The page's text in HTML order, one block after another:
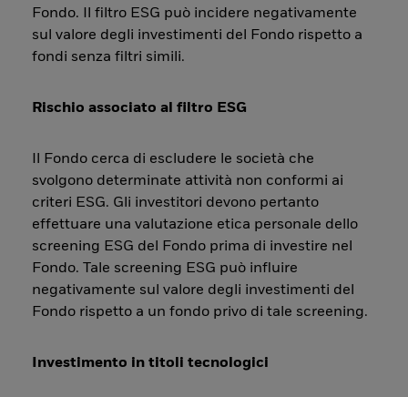
Fondo. Il filtro ESG può incidere negativamente
sul valore degli investimenti del Fondo rispetto a
fondi senza filtri simili.
Rischio associato al filtro ESG
Il Fondo cerca di escludere le società che
svolgono determinate attività non conformi ai
criteri ESG. Gli investitori devono pertanto
effettuare una valutazione etica personale dello
screening ESG del Fondo prima di investire nel
Fondo. Tale screening ESG può influire
negativamente sul valore degli investimenti del
Fondo rispetto a un fondo privo di tale screening.
Investimento in titoli tecnologici